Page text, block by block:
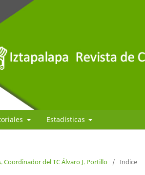
Estadísticas
del TC Álvaro J. Portillo
/ Indice